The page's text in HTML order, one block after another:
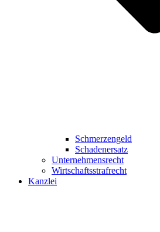
Schmerzengeld
Schadenersatz
Unternehmensrecht
Wirtschaftsstrafrecht
Kanzlei